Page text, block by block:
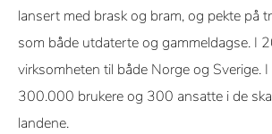
lansert med brask og bram, og pekte på
som både utdaterte og gammeldagse. I
virksomheten til både Norge og Sverige.
300.000 brukere og 300 ansatte i de
landene.